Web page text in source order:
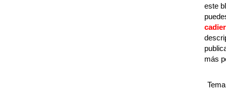
este
más